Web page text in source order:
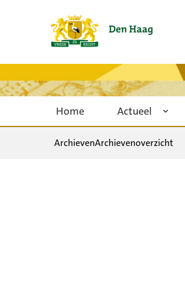
Home Actueel
ArchievenArchievenoverzicht